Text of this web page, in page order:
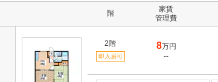
階
家賃
管理費
2階
即入居可
8万円
--